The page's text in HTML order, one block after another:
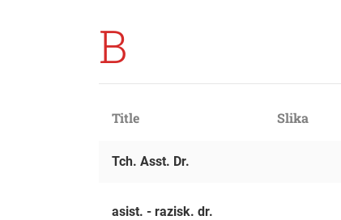
B
Title Slika
Tch. Asst. Dr.
asist. - razisk. dr.